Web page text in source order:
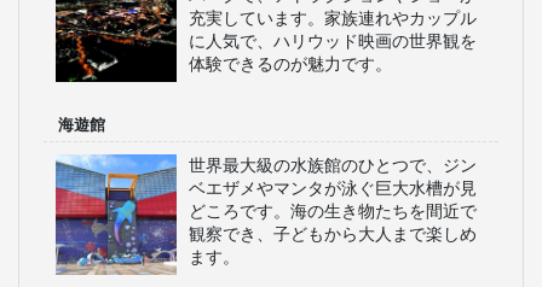
充実しています。家族連れやカップル
に人気で、ハリウッド映画の世界観を
体験できるのが魅力です。
海遊館
世界最大級の水族館のひとつで、ジン
ベエザメやマンタが泳ぐ巨大水槽が見
どころです。海の生き物たちを間近で
観察でき、子どもから大人まで楽しめ
ます。